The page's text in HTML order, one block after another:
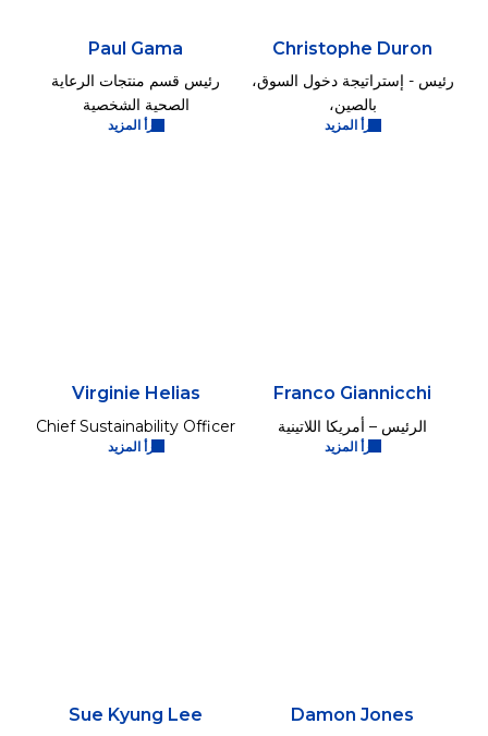
Christophe Duron
رئيس - إستراتيجة دخول السوق،
بالصين،
اقرأ المزيد
Paul Gama
رئيس قسم منتجات الرعاية
الصحية الشخصية
اقرأ المزيد
Franco Giannicchi
الرئيس – أمريكا اللاتينية
اقرأ المزيد
Virginie Helias
Chief Sustainability Officer
اقرأ المزيد
Damon Jones
Sue Kyung Lee